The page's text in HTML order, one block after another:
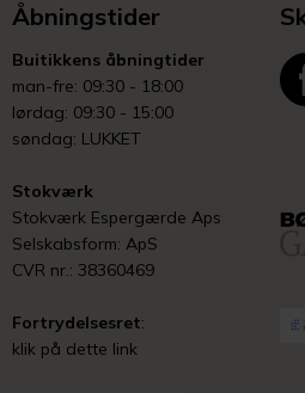
Åbningstider
Buitikkens åbningtider
man-fre: 09:30 - 18:00
lørdag: 09:30 - 15:00
søndag: LUKKET
Stokværk
Stokværk Espergærde Aps
Selskabsform: ApS
CVR nr.: 38360469
Fortrydelsesret:
klik på dette link